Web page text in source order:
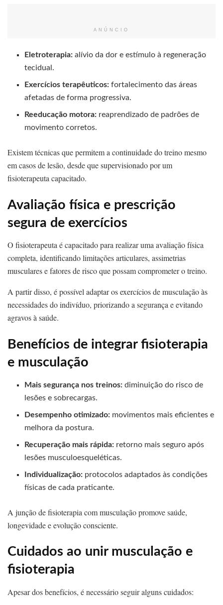
ANÚNCIO
Eletroterapia: alívio da dor e estímulo à regeneração
tecidual.
Exercícios terapêuticos: fortalecimento das áreas
afetadas de forma progressiva.
Reeducação motora: reaprendizado de padrões de
movimento corretos.
Existem técnicas que permitem a continuidade do treino mesmo
em casos de lesão, desde que supervisionado por um
fisioterapeuta capacitado.
Avaliação física e prescrição
segura de exercícios
O fisioterapeuta é capacitado para realizar uma avaliação física
completa, identificando limitações articulares, assimetrias
musculares e fatores de risco que possam comprometer o treino.
A partir disso, é possível adaptar os exercícios de musculação às
necessidades do indivíduo, priorizando a segurança e evitando
agravos à saúde.
Benefícios de integrar fisioterapia
e musculação
Mais segurança nos treinos: diminuição do risco de
lesões e sobrecargas.
Desempenho otimizado: movimentos mais eficientes e
melhora da postura.
Recuperação mais rápida: retorno mais seguro após
lesões musculoesqueléticas.
Individualização: protocolos adaptados às condições
físicas de cada praticante.
A junção de fisioterapia com musculação promove saúde,
longevidade e evolução consciente.
Cuidados ao unir musculação e
fisioterapia
Apesar dos benefícios, é necessário seguir alguns cuidados: